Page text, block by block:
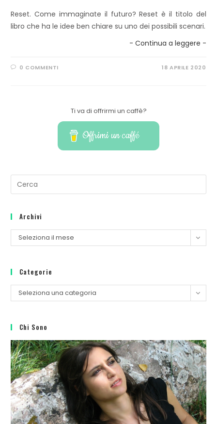
Reset. Come immaginate il futuro? Reset è il titolo del
libro che ha le idee ben chiare su uno dei possibili scenari.
- Continua a leggere -
0 COMMENTI 18 APRILE 2020
Ti va di offrirmi un caffè?
Offrimi un caffé
the
Archivi
Archivi
Seleziona il mese
Categorie
Categorie
Seleziona una categoria
Chi Sono